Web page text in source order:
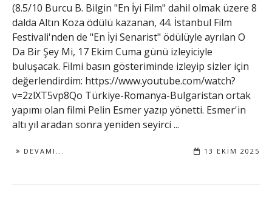
(8.5/10 Burcu B. Bilgin "En İyi Film" dahil olmak üzere 8
dalda Altın Koza ödülü kazanan, 44. İstanbul Film
Festivali'nden de "En İyi Senarist" ödülüyle ayrılan O
Da Bir Şey Mi, 17 Ekim Cuma günü izleyiciyle
buluşacak. Filmi basın gösteriminde izleyip sizler için
değerlendirdim: https://www.youtube.com/watch?
v=2zlXT5vp8Qo Türkiye-Romanya-Bulgaristan ortak
yapımı olan filmi Pelin Esmer yazıp yönetti. Esmer'in
altı yıl aradan sonra yeniden seyirci ...
DEVAMI... 13 EKIM 2025